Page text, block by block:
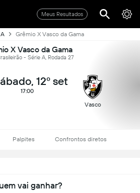
Meus Resultados
Grêmio X Vasco da Gama
X Vasco da Gama
- Série A, Rodada 27
12º set
17:00
Vasco
Palpites Confrontos diretos
vai ganhar?